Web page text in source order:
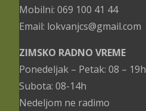
Mobilni: 069 100 41 44
Email: lokvanjcs@gmail.com
ZIMSKO RADNO VREME
Ponedeljak – Petak: 08 – 19h
Subota: 08-14h
Nedeljom ne radimo